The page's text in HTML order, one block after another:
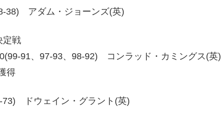
アダム・ジョーンズ(英)
定戦
91、97-93、98-92) コンラッド・カミングス(英)
得
ドウェイン・グラント(英)